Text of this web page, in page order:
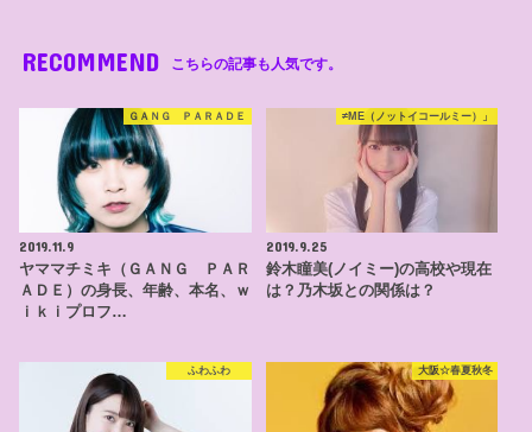
RECOMMEND こちらの記事も人気です。
ＧＡＮＧ ＰＡＲＡＤＥ
2019.11.9
ヤママチミキ（ＧＡＮＧ ＰＡＲ
ＡＤＥ）の身長、年齢、本名、ｗ
ｉｋｉプロフ…
≠ME（ノットイコールミー）」
2019.9.25
鈴木瞳美(ノイミー)の高校や現在
は？乃木坂との関係は？
ふわふわ 大阪☆春夏秋冬